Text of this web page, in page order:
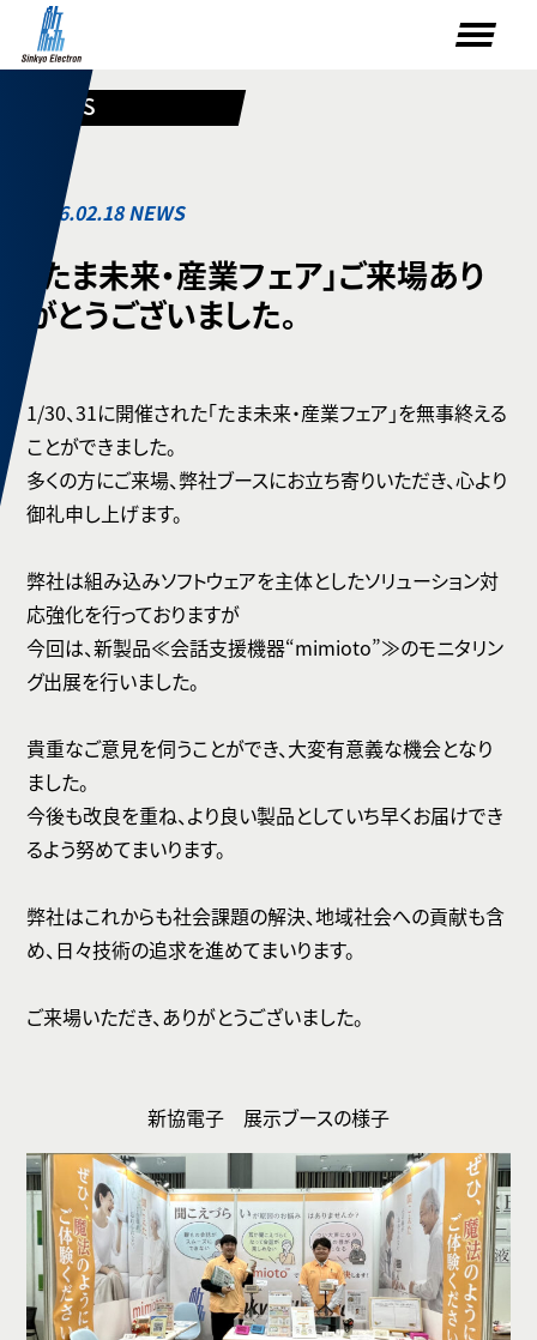
NEWS
2026.02.18 NEWS
「たま未来・産業フェア」ご来場あり
がとうございました。
1/30、31に開催された「たま未来・産業フェア」を無事終える
ことができました。
多くの方にご来場、弊社ブースにお立ち寄りいただき、心より
御礼申し上げます。
弊社は組み込みソフトウェアを主体としたソリューション対
応強化を行っておりますが
今回は、新製品≪会話支援機器“mimioto”≫のモニタリン
グ出展を行いました。
貴重なご意見を伺うことができ、大変有意義な機会となり
ました。
今後も改良を重ね、より良い製品としていち早くお届けでき
るよう努めてまいります。
弊社はこれからも社会課題の解決、地域社会への貢献も含
め、日々技術の追求を進めてまいります。
ご来場いただき、ありがとうございました。
新協電子 展示ブースの様子